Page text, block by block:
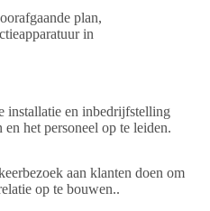
plan,
in
installatie en inbedrijfstelling
het personeel op te leiden.
aan klanten doen om
op te bouwen..